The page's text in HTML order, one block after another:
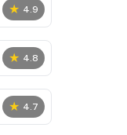
★ 4.9
★ 4.8
★ 4.7